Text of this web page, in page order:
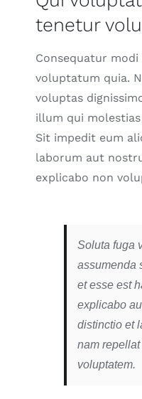
tenetur
Consequatur
voluptatum quia.
voluptas
illum qui
Sit impedit eum
laborum aut
explicabo non
Soluta fuga
assumenda
et esse est
explicabo
distinctio et
nam
voluptatem.